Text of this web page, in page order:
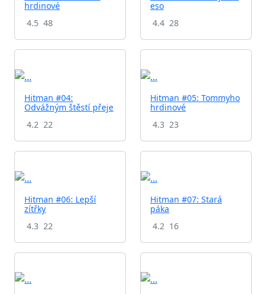
hrdinové
4.5 48
eso
4.4 28
Hitman #04:
Odvážným štěstí přeje
4.2 22
Hitman #05: Tommyho
hrdinové
4.3 23
Hitman #06: Lepší
zítřky
4.3 22
Hitman #07: Stará
páka
4.2 16